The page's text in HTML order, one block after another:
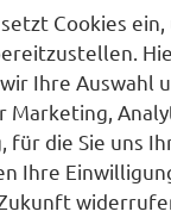
Combi
Getriebe
Außenfarbe
Kilometerstand20 km
Cookies ein,
Ihre Auswahl
Marketing,
für die Sie uns
Ihre